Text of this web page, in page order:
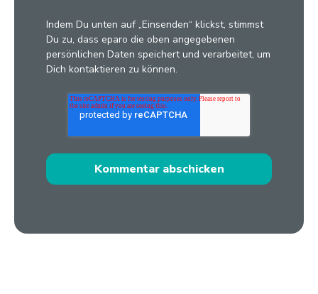
Indem Du unten auf „Einsenden“ klickst, stimmst
Du zu, dass eparo die oben angegebenen
persönlichen Daten speichert und verarbeitet, um
Dich kontaktieren zu können.